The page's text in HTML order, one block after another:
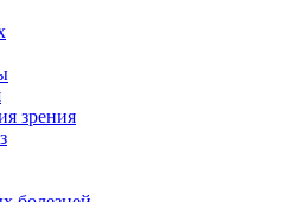
зрения